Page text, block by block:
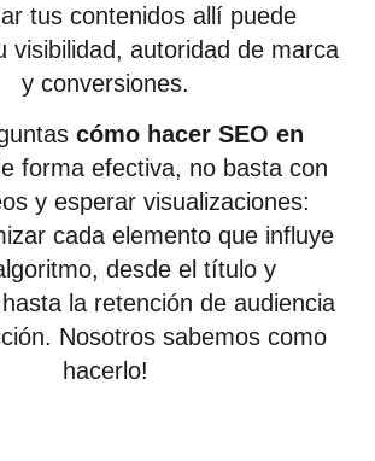
tus contenidos allí puede
visibilidad, autoridad de marca
y conversiones.
cómo hacer SEO en
forma efectiva, no basta con
y esperar visualizaciones:
cada elemento que influye
desde el título y
la retención de audiencia
Nosotros sabemos como
hacerlo!